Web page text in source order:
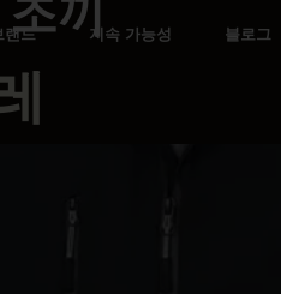
랜드 지속 가능성 블로그